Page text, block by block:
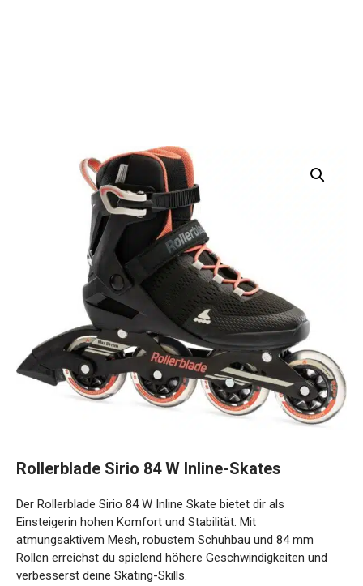
Rollerblade Sirio 84 W Inline-Skates
Einsteigerin hohen Komfort und Stabilität. Mit
atmungsaktivem Mesh, robustem Schuhbau und 84 mm
Rollen erreichst du spielend höhere Geschwindigkeiten und
verbesserst deine Skating-Skills.